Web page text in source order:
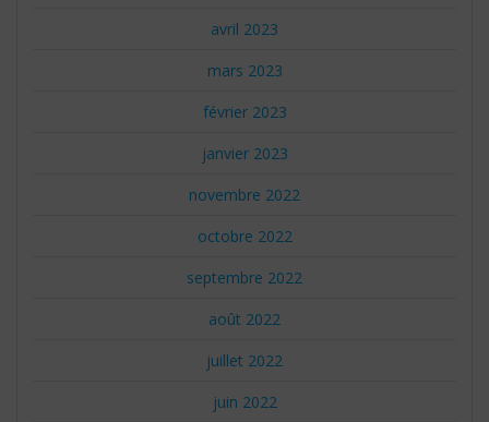
avril 2023
mars 2023
février 2023
janvier 2023
novembre 2022
octobre 2022
septembre 2022
août 2022
juillet 2022
juin 2022